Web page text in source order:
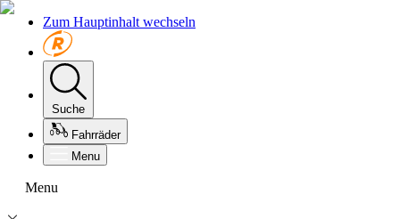
Zum Hauptinhalt wechseln
Suche
Fahrräder
Menu
Menu